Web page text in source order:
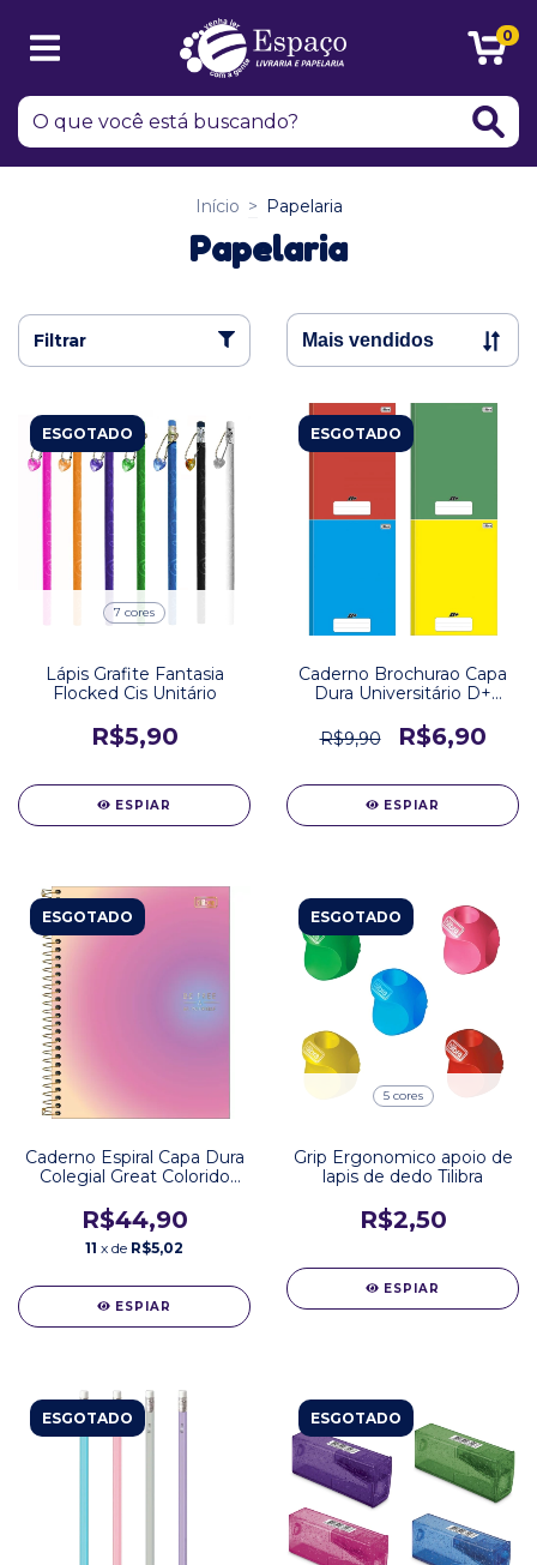
0
Início > Papelaria
Papelaria
Filtrar
ESGOTADO
7 cores
Lápis Grafite Fantasia
Flocked Cis Unitário
R$5,90
ESPIAR
ESGOTADO
Caderno Brochurao Capa
Dura Universitário D+
R$9,90
R$6,90
ESPIAR
ESGOTADO
Caderno Espiral Capa Dura
Colegial Great Colorido
80 Folhas
R$44,90
11 x de R$5,02
ESPIAR
ESGOTADO
5 cores
Grip Ergonomico apoio de
lapis de dedo Tilibra
R$2,50
ESPIAR
ESGOTADO ESGOTADO